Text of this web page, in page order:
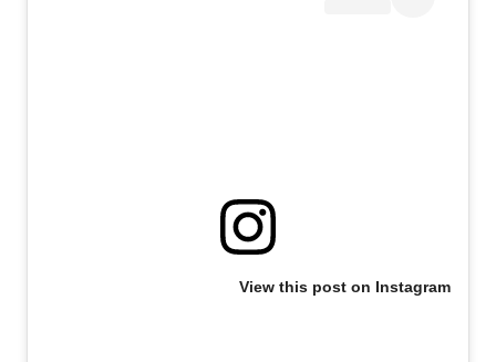
View this post on Instagram